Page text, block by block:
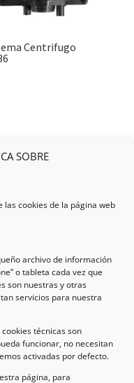
SOBRE
cookies de la página web
archivo de información
o tableta cada vez que
son nuestras y otras
servicios para nuestra
técnicas son
funcionar, no necesitan
activadas por defecto.
página, para
Centrifugo